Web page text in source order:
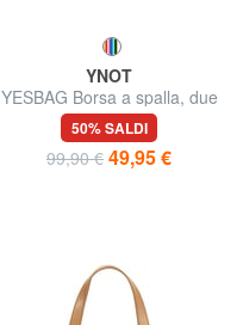
YNOT
YESBAG Borsa a spalla, due
comparti
50% SALDI
99,90 € 49,95 €